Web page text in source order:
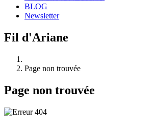
BLOG
Newsletter
Fil d'Ariane
Page non trouvée
Page non trouvée